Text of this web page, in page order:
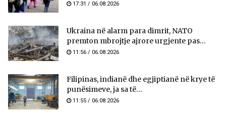
17:31 / 06.08.2026
Ukraina në alarm para dimrit, NATO
premton mbrojtje ajrore urgjente pas...
11:56 / 06.08.2026
Filipinas, indianë dhe egjiptianë në krye të
punësimeve, ja sa të...
11:55 / 06.08.2026